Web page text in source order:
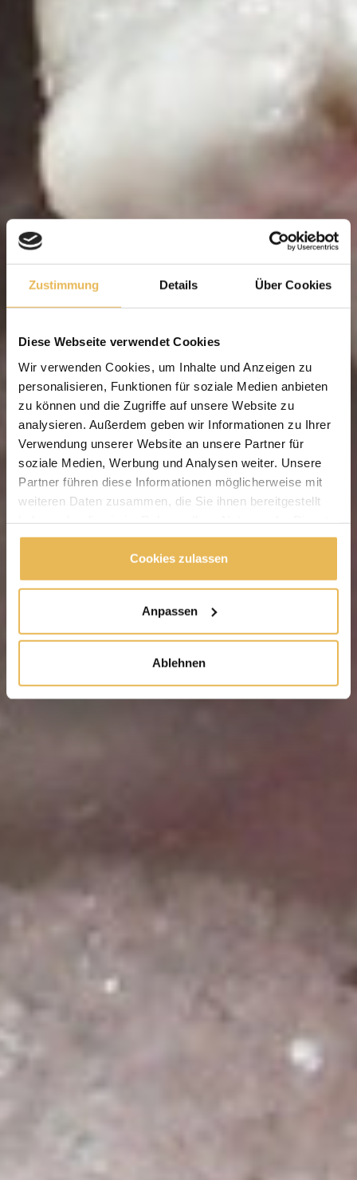
Zustimmung Details Über Cookies
Diese Webseite verwendet Cookies
Wir verwenden Cookies, um Inhalte und Anzeigen zu
personalisieren, Funktionen für soziale Medien anbieten
zu können und die Zugriffe auf unsere Website zu
analysieren. Außerdem geben wir Informationen zu Ihrer
Verwendung unserer Website an unsere Partner für
soziale Medien, Werbung und Analysen weiter. Unsere
Partner führen diese Informationen möglicherweise mit
weiteren Daten zusammen, die Sie ihnen bereitgestellt
gesammelt haben.
Cookies zulassen
Anpassen
Ablehnen